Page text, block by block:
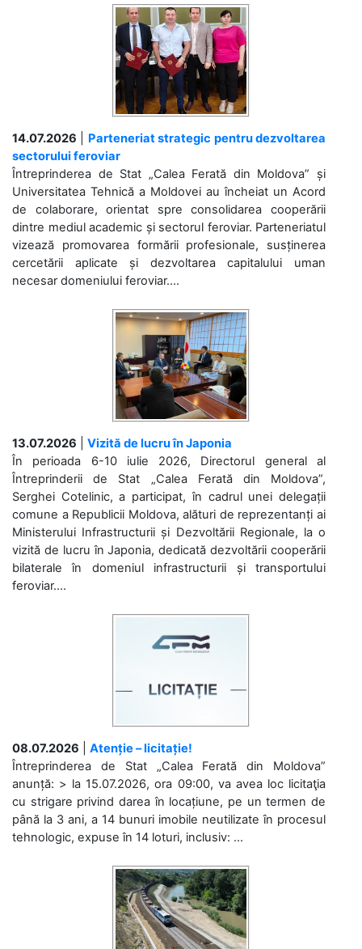
14.07.2026
Parteneriat strategic pentru dezvoltarea
sectorului feroviar
Întreprinderea de Stat „Calea Ferată din Moldova” și
Universitatea Tehnică a Moldovei au încheiat un Acord
de colaborare, orientat spre consolidarea cooperării
dintre mediul academic și sectorul feroviar. Parteneriatul
vizează promovarea formării profesionale, susținerea
cercetării aplicate și dezvoltarea capitalului uman
necesar domeniului feroviar....
13.07.2026
Vizită de lucru în Japonia
În perioada 6-10 iulie 2026, Directorul general al
Întreprinderii de Stat „Calea Ferată din Moldova”,
Serghei Cotelinic, a participat, în cadrul unei delegații
comune a Republicii Moldova, alături de reprezentanți ai
Ministerului Infrastructurii și Dezvoltării Regionale, la o
vizită de lucru în Japonia, dedicată dezvoltării cooperării
bilaterale în domeniul infrastructurii și transportului
feroviar....
08.07.2026
Atenție – licitație!
Întreprinderea de Stat „Calea Ferată din Moldova”
anunță: > la 15.07.2026, ora 09:00, va avea loc licitaţia
cu strigare privind darea în locațiune, pe un termen de
până la 3 ani, a 14 bunuri imobile neutilizate în procesul
tehnologic, expuse în 14 loturi, inclusiv: ...